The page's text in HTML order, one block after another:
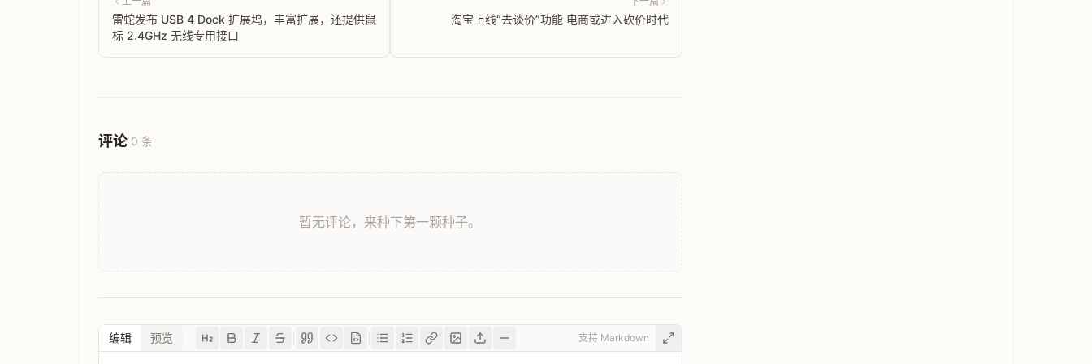
雷蛇发布 USB 4 Dock 扩展坞，丰富扩展，还提供鼠
标 2.4GHz 无线专用接口
淘宝上线“去谈价”功能 电商或进入砍价时代
评论 0 条
暂无评论，来种下第一颗种子。
编辑 预览 支持 Markdown